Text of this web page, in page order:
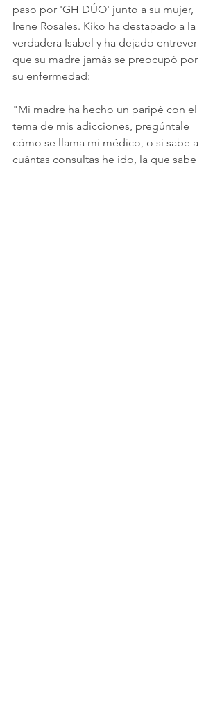
paso por 'GH DÚO' junto a su mujer,
Irene Rosales. Kiko ha destapado a la
verdadera Isabel y ha dejado entrever
que su madre jamás se preocupó por
su enfermedad:
"Mi madre ha hecho un paripé con el
tema de mis adicciones, pregúntale
cómo se llama mi médico, o si sabe a
cuántas consultas he ido, la que sabe